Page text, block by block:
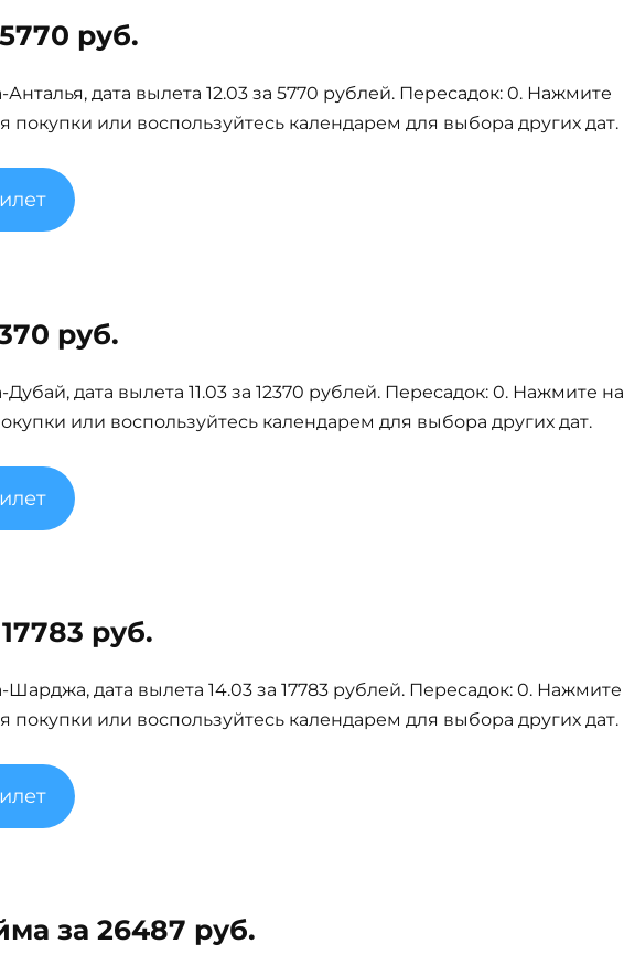
руб.
дата вылета 12.03 за 5770 рублей. Пересадок: 0. Нажмите
покупки или воспользуйтесь календарем для выбора других дат.
руб.
дата вылета 11.03 за 12370 рублей. Пересадок: 0. Нажмите на
или воспользуйтесь календарем для выбора других дат.
руб.
дата вылета 14.03 за 17783 рублей. Пересадок: 0. Нажмите
покупки или воспользуйтесь календарем для выбора других дат.
за 26487 руб.